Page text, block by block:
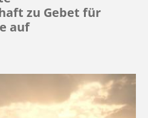
zu Gebet für
auf